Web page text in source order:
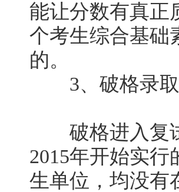
能让分数有真正
个考生综合基础
的。
3、破格录取
破格进入复试
2015年开始实
生单位，均没有